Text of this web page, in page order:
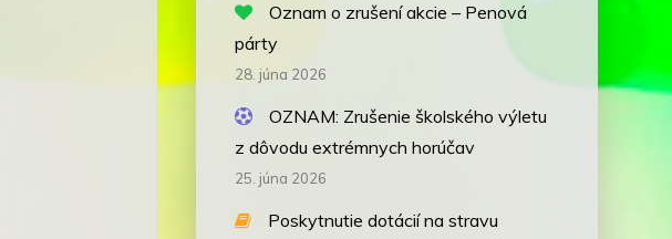
Oznam o zrušení akcie – Penová
párty
28. júna 2026
OZNAM: Zrušenie školského výletu
z dôvodu extrémnych horúčav
25. júna 2026
Poskytnutie dotácií na stravu